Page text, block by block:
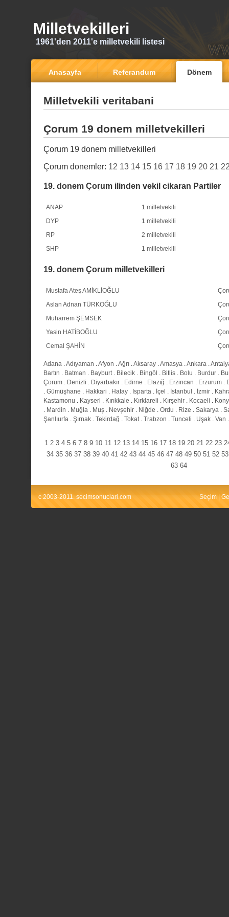
Milletvekilleri
1961'den 2011'e milletvekili listesi
Anasayfa Referandum Dönem
Milletvekili veritabani
Çorum 19 donem milletvekilleri
Çorum 19 donem milletvekilleri
Çorum donemler: 12 13 14 15 16 17 18 19 20 21
19. donem Çorum ilinden vekil cikaran Partiler
ANAP
1 milletvekili
DYP
1 milletvekili
RP
2 milletvekili
SHP
1 milletvekili
19. donem Çorum milletvekilleri
Mustafa Ateş AMİKLİOĞLU
Aslan Adnan TÜRKOĞLU
Muharrem ŞEMSEK
Yasin HATİBOĞLU
Cemal ŞAHİN
Adana .Adıyaman .Afyon .Ağrı .Aksaray .Amasya .Ankara .
Bartın . Batman . Bayburt. Bilecik . Bingöl . Bitlis . Bolu . Burdur .
Çorum . Denizli . Diyarbakır . Edirne . Elazığ . Erzincan . Erzurum .
. Gümüşhane . Hakkari . Hatay . Isparta . İçel . İstanbul . İzmir .
Kastamonu . Kayseri . Kırıkkale . Kırklareli . Kırşehir . Kocaeli .
. Mardin . Muğla . Muş . Nevşehir . Niğde . Ordu . Rize . Sakarya .
Şanlıurfa . Şırnak . Tekirdağ . Tokat. Trabzon . Tunceli . Uşak . Van
1 2 3 4 5 6 7 8 9 10 11 12 13 14 15 16 17 18 19 20 21 22 23
34 35 36 37 38 39 40 41 42 43 44 45 46 47 48 49 50 51 52 53
63 64
c 2003-2011. secimsonuclari.com Seçim |